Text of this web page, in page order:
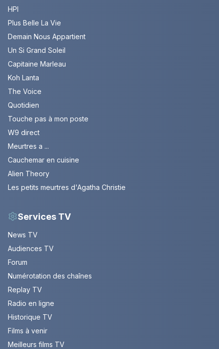
HPI
Plus Belle La Vie
Demain Nous Appartient
Un Si Grand Soleil
Capitaine Marleau
Koh Lanta
The Voice
Quotidien
Touche pas à mon poste
W9 direct
Meurtres a ...
Cauchemar en cuisine
Alien Theory
Les petits meurtres d'Agatha Christie
Services TV
News TV
Audiences TV
Forum
Numérotation des chaînes
Replay TV
Radio en ligne
Historique TV
Films à venir
Meilleurs films TV